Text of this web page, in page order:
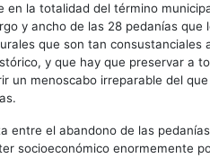
en la totalidad del término
y ancho de las 28 pedanías que
que son tan consustanciales
y que hay que preservar a
un menoscabo irreparable del que
entre el abandono de las
socioeconómico enormemente